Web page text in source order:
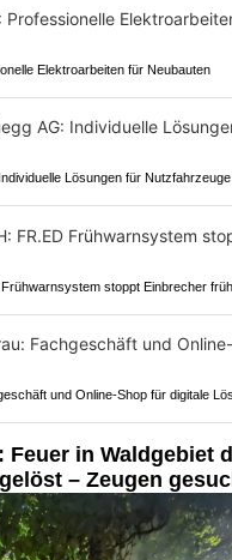
Elektroarbeiten für Neubauten
Lösungen für Nutzfahrzeuge
stoppt Einbrecher
und Online-Shop für digitale
Feuer in Waldgebiet
– Zeugen